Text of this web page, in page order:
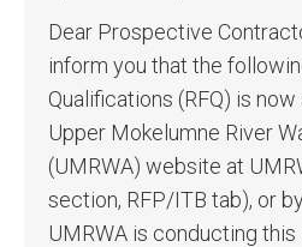
Dear Prospective
inform you that the
Qualifications (RFQ) is
Upper Mokelumne River
(UMRWA) website at
section, RFP/ITB tab), or
UMRWA is conducting